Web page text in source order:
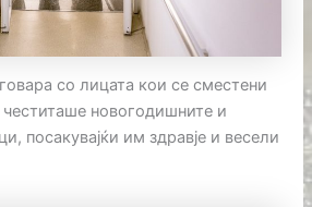
со лицата кои се сместени
новогодишните и
посакувајќи им здравје и весели